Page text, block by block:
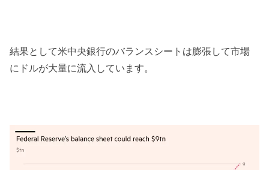
結果として米中央銀行のバランスシートは膨張して市場
にドルが大量に流入しています。